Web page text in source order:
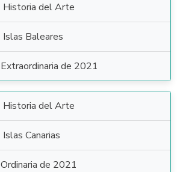
Historia del Arte
Islas Baleares
Extraordinaria de 2021
Historia del Arte
Islas Canarias
Ordinaria de 2021